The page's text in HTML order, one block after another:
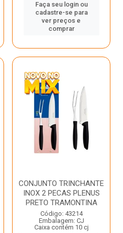
Faça seu login ou
cadastre-se para
ver preços e
comprar
CONJUNTO TRINCHANTE
INOX 2 PECAS PLENUS
PRETO TRAMONTINA
Código: 43214
Embalagem: CJ
Caixa contém 10 cj